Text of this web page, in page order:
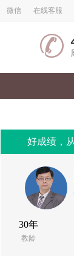
微信 在线客服
好成绩，
30年
教龄